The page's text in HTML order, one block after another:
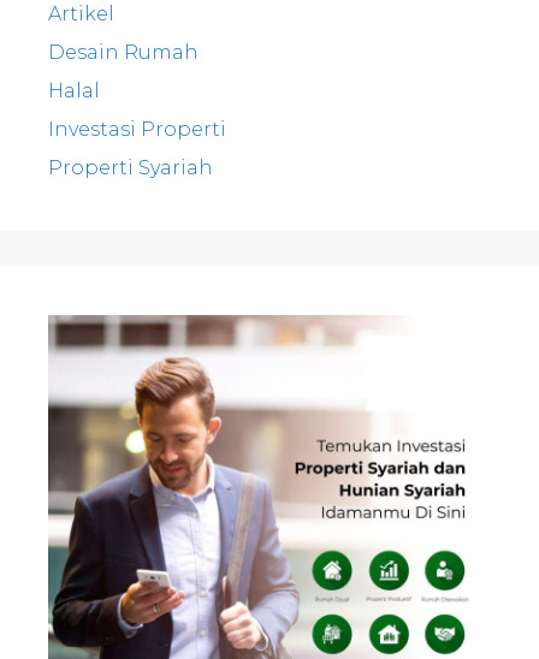
Artikel
Desain Rumah
Halal
Investasi Properti
Properti Syariah